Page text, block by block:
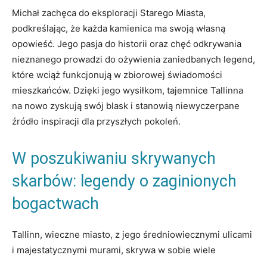
Michał zachęca do ‌eksploracji Starego Miasta,
podkreślając, ⁢że‌ każda kamienica ma swoją własną
opowieść.⁢ Jego pasja do historii oraz chęć⁣ odkrywania
nieznanego prowadzi do ożywienia zaniedbanych legend,
które​ wciąż funkcjonują ‌w⁤ zbiorowej‌ świadomości
mieszkańców. Dzięki jego wysiłkom, tajemnice Tallinna
na nowo zyskują swój blask ‍i stanowią niewyczerpane
źródło​ inspiracji dla przyszłych pokoleń.
W poszukiwaniu skrywanych
skarbów: legendy o ‍zaginionych
bogactwach
Tallinn, wieczne miasto, z jego średniowiecznymi ulicami
i majestatycznymi murami, skrywa w sobie wiele